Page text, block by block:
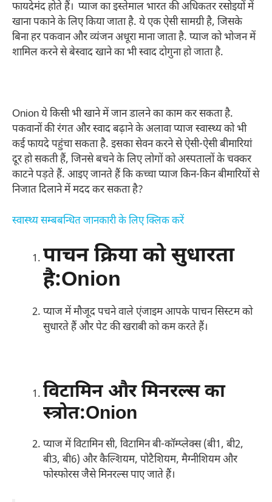
फायदेमंद होते हैं। प्याज का इस्तेमाल भारत की अधिकतर रसोइयों में
खाना पकाने के लिए किया जाता है. ये एक ऐसी सामग्री है, जिसके
बिना हर पकवान और व्यंजन अधूरा माना जाता है. प्याज को भोजन में
शामिल करने से बेस्वाद खाने का भी स्वाद दोगुना हो जाता है.
Onion ये किसी भी खाने में जान डालने का काम कर सकता है.
पकवानों की रंगत और स्वाद बढ़ाने के अलावा प्याज स्वास्थ्य को भी
कई फायदे पहुंचा सकता है. इसका सेवन करने से ऐसी-ऐसी बीमारियां
दूर हो सकती हैं, जिनसे बचने के लिए लोगों को अस्पतालों के चक्कर
काटने पड़ते हैं. आइए जानते हैं कि कच्चा प्याज किन-किन बीमारियों से
निजात दिलाने में मदद कर सकता है?
स्वास्थ्य सम्बबन्धित जानकारी के लिए क्लिक करें
पाचन क्रिया को सुधारता
है:Onion
प्याज में मौजूद पचने वाले एंजाइम आपके पाचन सिस्टम को
सुधारते हैं और पेट की खराबी को कम करते हैं।
विटामिन और मिनरल्स का
स्त्रोत:Onion
प्याज में विटामिन सी, विटामिन बी-कॉम्प्लेक्स (बी1, बी2,
बी3, बी6) और कैल्शियम, पोटैशियम, मैग्नीशियम और
फोस्फोरस जैसे मिनरल्स पाए जाते हैं।